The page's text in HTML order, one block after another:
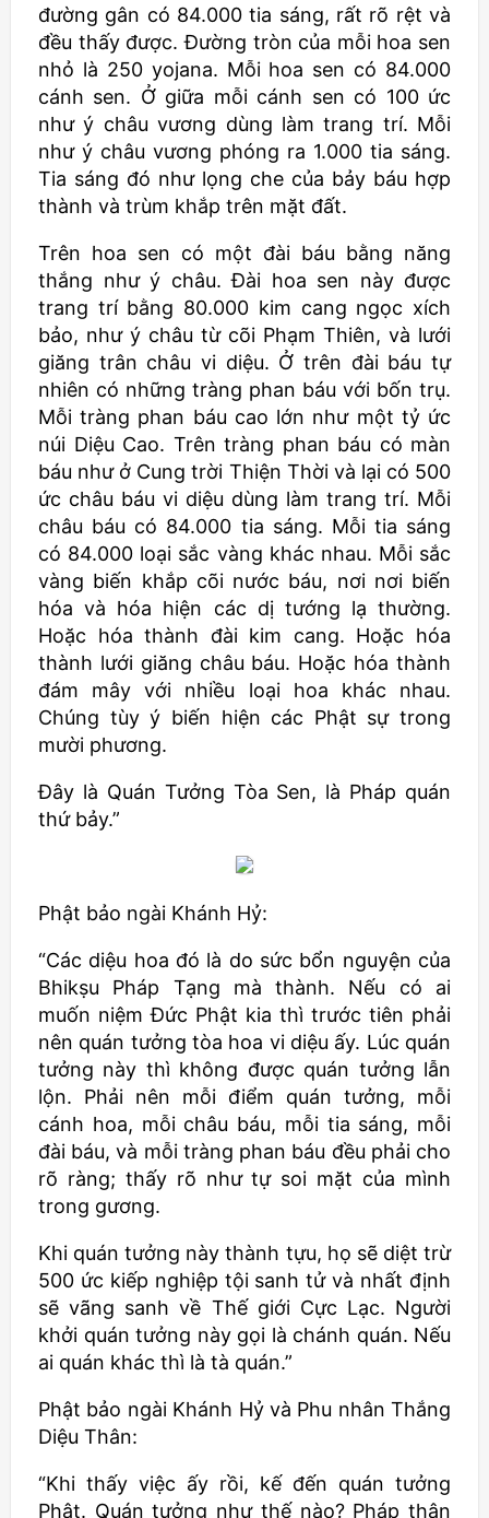
đường gân có 84.000 tia sáng, rất rõ rệt và
đều thấy được. Đường tròn của mỗi hoa sen
nhỏ là 250 yojana. Mỗi hoa sen có 84.000
cánh sen. Ở giữa mỗi cánh sen có 100 ức
như ý châu vương dùng làm trang trí. Mỗi
như ý châu vương phóng ra 1.000 tia sáng.
Tia sáng đó như lọng che của bảy báu hợp
thành và trùm khắp trên mặt đất.
Trên hoa sen có một đài báu bằng năng
thắng như ý châu. Đài hoa sen này được
trang trí bằng 80.000 kim cang ngọc xích
bảo, như ý châu từ cõi Phạm Thiên, và lưới
giăng trân châu vi diệu. Ở trên đài báu tự
nhiên có những tràng phan báu với bốn trụ.
Mỗi tràng phan báu cao lớn như một tỷ ức
núi Diệu Cao. Trên tràng phan báu có màn
báu như ở Cung trời Thiện Thời và lại có 500
ức châu báu vi diệu dùng làm trang trí. Mỗi
châu báu có 84.000 tia sáng. Mỗi tia sáng
có 84.000 loại sắc vàng khác nhau. Mỗi sắc
vàng biến khắp cõi nước báu, nơi nơi biến
hóa và hóa hiện các dị tướng lạ thường.
Hoặc hóa thành đài kim cang. Hoặc hóa
thành lưới giăng châu báu. Hoặc hóa thành
đám mây với nhiều loại hoa khác nhau.
Chúng tùy ý biến hiện các Phật sự trong
mười phương.
Đây là Quán Tưởng Tòa Sen, là Pháp quán
thứ bảy.”
Phật bảo ngài Khánh Hỷ:
“Các diệu hoa đó là do sức bổn nguyện của
Bhikṣu Pháp Tạng mà thành. Nếu có ai
muốn niệm Đức Phật kia thì trước tiên phải
nên quán tưởng tòa hoa vi diệu ấy. Lúc quán
tưởng này thì không được quán tưởng lẫn
lộn. Phải nên mỗi điểm quán tưởng, mỗi
cánh hoa, mỗi châu báu, mỗi tia sáng, mỗi
đài báu, và mỗi tràng phan báu đều phải cho
rõ ràng; thấy rõ như tự soi mặt của mình
trong gương.
Khi quán tưởng này thành tựu, họ sẽ diệt trừ
500 ức kiếp nghiệp tội sanh tử và nhất định
sẽ vãng sanh về Thế giới Cực Lạc. Người
khởi quán tưởng này gọi là chánh quán. Nếu
ai quán khác thì là tà quán.”
Phật bảo ngài Khánh Hỷ và Phu nhân Thắng
Diệu Thân:
“Khi thấy việc ấy rồi, kế đến quán tưởng
Phật. Quán tưởng như thế nào? Pháp thân